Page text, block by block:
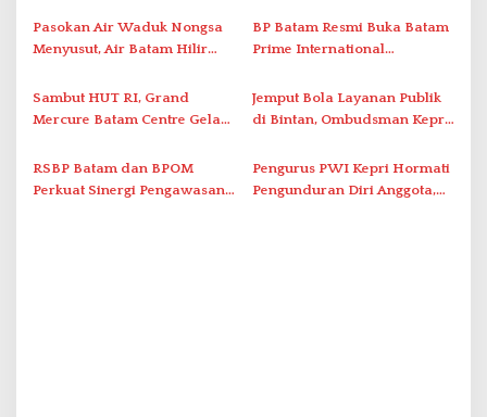
o
2026
Penanganan Stroke
Berstandar Internasional
Pasokan Air Waduk Nongsa
Menyusut, Air Batam Hilir
Antar-IPAM
BP Batam Resmi Buka Batam
Prime International
2026 di Stadion Temenggung
Abdul Jamal
Sambut HUT RI, Grand
Mercure Batam Centre Gelar
Nusantara’
Jemput Bola Layanan Publik
di Bintan, Ombudsman Kepri
Solar Nelayan
RSBP Batam dan BPOM
Perkuat Sinergi Pengawasan
Pengurus PWI Kepri Hormati
Pengunduran Diri Anggota,